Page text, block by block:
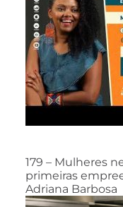
179 – Mulheres
primeiras
Adriana Barbosa